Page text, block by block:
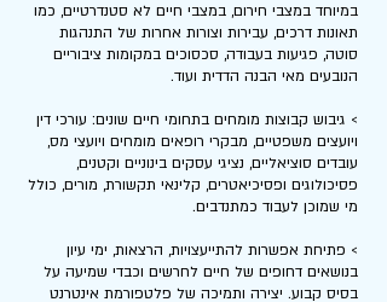
במיוחד במצבי חירום, במצבי חיים לא סטנדרטיים, כמו
תאונות דרכים, עבירות וצורות אחרות של התנהגות
סוטה, פגיעות בעבודה, סכסוכים במקומות ציבוריים
הנובעים מאי הבנה הדדית ועוד.
> גיבוש קבוצות מומחים בתחומי חיים שונים: עורכי דין
ויועצים משפטיים, מבקרי רופאים מומחים ויועצי מס,
עובדים סוציאליים, נציגי עסקים בינוניים וקטנים,
פסיכולוגים ופסיכיאטרים, קלינאי תקשורת, מורים, כולל
מי שמוכן לעבוד כמתנדבים.
> פתיחת אפשרות להתייעצויות, הרצאות, ימי עיון
בנושאים דחופים של חיים לחרשים וכבדי שמיעה על
בסיס קבוע. יצירה ותמיכה של פלטפורמת אינטרנט